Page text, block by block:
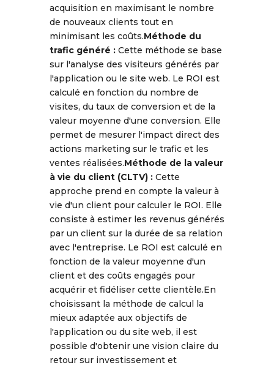
acquisition en maximisant le nombre
de nouveaux clients tout en
minimisant les coûts.Méthode du
trafic généré :Cette méthode se base
sur l'analyse des visiteurs générés par
l'application ou le site web. Le ROI est
calculé en fonction du nombre de
visites, du taux de conversion et de la
valeur moyenne d'une conversion. Elle
permet de mesurer l'impact direct des
actions marketing sur le trafic et les
ventes réalisées.Méthode de la valeur
à vie du client (CLTV) :Cette
approche prend en compte la valeur à
vie d'un client pour calculer le ROI. Elle
consiste à estimer les revenus générés
par un client sur la durée de sa relation
avec l'entreprise. Le ROI est calculé en
fonction de la valeur moyenne d'un
client et des coûts engagés pour
acquérir et fidéliser cette clientèle.En
choisissant la méthode de calcul la
mieux adaptée aux objectifs de
l'application ou du site web, il est
possible d'obtenir une vision claire du
retour sur investissement et